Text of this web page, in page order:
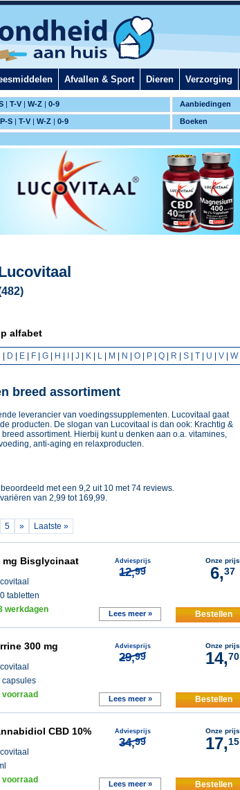
Afvallen & Sport Dieren Verzorging
Aanbiedingen
| T-V | W-Z | 0-9
Boeken
P-S | T-V | W-Z | 0-9
alfabet
D E F G H J K L M N O P Q R S T U V W
breed assortiment
leverancier van voedingssupplementen. Lucovitaal gaat
producten. De slogan van Lucovitaal is dan ook: Krachtig &
assortiment. Hierbij kunt u denken aan o.a. vitamines,
anti-aging en relaxproducten.
met een 9,2 uit 10 met74reviews.
van 2,99tot 169,99.
5 » Laatste »
mg Bisglycinaat
tabletten
werkdagen
Adviesprijs
12,99
Lees meer »
Onze prijs
6,37
Bestellen
300 mg
capsules
voorraad
Adviesprijs
29,99
Lees meer »
Onze prijs
14,70
Bestellen
CBD 10%
voorraad
Adviesprijs
34,99
Lees meer »
Onze prijs
17,15
Bestellen